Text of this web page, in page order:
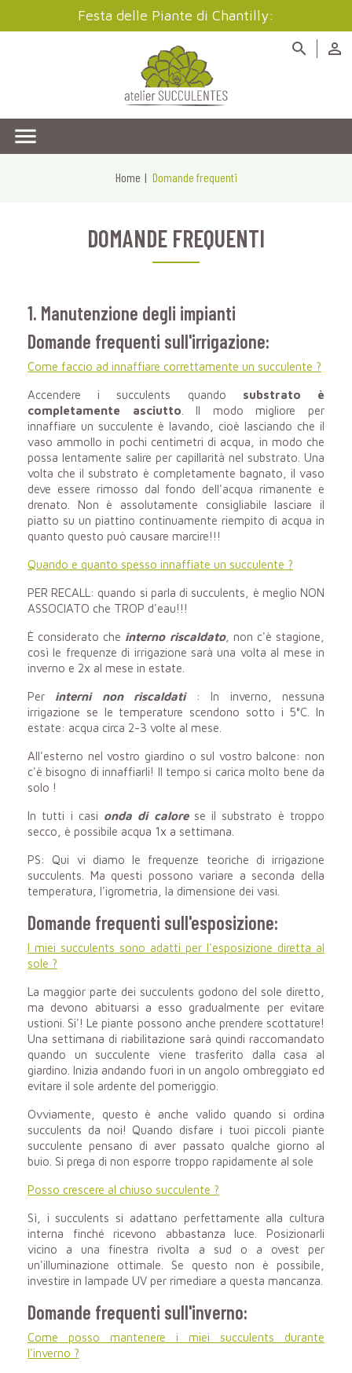
Festa delle Piante di Chantilly:



Home Domande frequenti
DOMANDE FREQUENTI
1. Manutenzione degli impianti
Domande frequenti sull'irrigazione:
Come faccio ad innaffiare correttamente un succulente ?
Accendere i succulents quando substrato è
completamente asciutto . Il modo migliore per
innaffiare un succulente è lavando, cioè lasciando che il
vaso ammollo in pochi centimetri di acqua, in modo che
possa lentamente salire per capillarità nel substrato. Una
volta che il substrato è completamente bagnato, il vaso
deve essere rimosso dal fondo dell'acqua rimanente e
drenato. Non è assolutamente consigliabile lasciare il
piatto su un piattino continuamente riempito di acqua in
quanto questo può causare marcire!!!
Quando e quanto spesso innaffiate un succulente ?
PER RECALL: quando si parla di succulents, è meglio NON
ASSOCIATO che TROP d'eau!!!
È considerato che interno riscaldato, non c'è stagione,
così le frequenze di irrigazione sarà una volta al mese in
inverno e 2x al mese in estate.
Per interni non riscaldati: In inverno, nessuna
irrigazione se le temperature scendono sotto i 5°C. In
estate: acqua circa 2-3 volte al mese.
All'esterno nel vostro giardino o sul vostro balcone: non
c'è bisogno di innaffiarli! Il tempo si carica molto bene da
solo !
In tutti i casi onda di calorese il substrato è troppo
secco, è possibile acqua 1x a settimana.
PS: Qui vi diamo le frequenze teoriche di irrigazione
succulents. Ma questi possono variare a seconda della
temperatura, l'igrometria, la dimensione dei vasi.
Domande frequenti sull'esposizione:
I miei succulents sono adatti per l'esposizione diretta al
sole ?
La maggior parte dei succulents godono del sole diretto,
ma devono abituarsi a esso gradualmente per evitare
ustioni. Si'! Le piante possono anche prendere scottature!
Una settimana di riabilitazione sarà quindi raccomandato
quando un succulente viene trasferito dalla casa al
giardino. Inizia andando fuori in un angolo ombreggiato ed
evitare il sole ardente del pomeriggio.
Ovviamente, questo è anche valido quando si ordina
succulents da noi! Quando disfare i tuoi piccoli piante
succulente pensano di aver passato qualche giorno al
buio. Si prega di non esporre troppo rapidamente al sole
Posso crescere al chiuso succulente ?
Sì, i succulents si adattano perfettamente alla cultura
interna finché ricevono abbastanza luce. Posizionarli
vicino a una finestra rivolta a sud o a ovest per
un'illuminazione ottimale. Se questo non è possibile,
investire in lampade UV per rimediare a questa mancanza.
Domande frequenti sull'inverno:
Come posso mantenere i miei succulents durante
l'inverno ?